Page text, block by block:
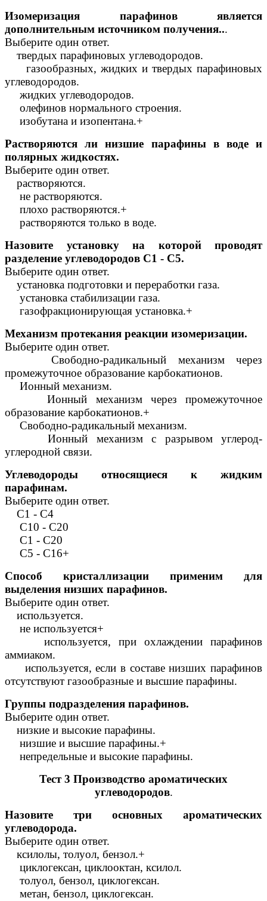
Изомеризация парафинов является
дополнительным источником получения...
Выберите один ответ.
твердых парафиновых углеводородов.
газообразных, жидких и твердых парафиновых
углеводородов.
жидких углеводородов.
олефинов нормального строения.
изобутана и изопентана.+
Растворяются ли низшие парафины в воде и
полярных жидкостях.
Выберите один ответ.
растворяются.
не растворяются.
плохо растворяются.+
растворяются только в воде.
Назовите установку на которой проводят
разделение углеводородов С1 - С5.
Выберите один ответ.
установка подготовки и переработки газа.
установка стабилизации газа.
газофракционирующая установка.+
Механизм протекания реакции изомеризации.
Выберите один ответ.
Свободно-радикальный механизм через
промежуточное образование карбокатионов.
Ионный механизм.
Ионный механизм через промежуточное
образование карбокатионов.+
Свободно-радикальный механизм.
Ионный механизм с разрывом углерод-
углеродной связи.
Углеводороды относящиеся к жидким
парафинам.
Выберите один ответ.
С1 - С4
С10 - С20
С1 - С20
С5 - С16+
Способ кристаллизации применим для
выделения низших парафинов.
Выберите один ответ.
используется.
не используется+
используется, при охлаждении парафинов
аммиаком.
используется, если в составе низших парафинов
отсутствуют газообразные и высшие парафины.
Группы подразделения парафинов.
Выберите один ответ.
низкие и высокие парафины.
низшие и высшие парафины.+
непредельные и высокие парафины.
Тест 3 Производство ароматических
углеводородов.
Назовите три основных ароматических
углеводорода.
Выберите один ответ.
ксилолы, толуол, бензол.+
циклогексан, циклооктан, ксилол.
толуол, бензол, циклогексан.
метан, бензол, циклогексан.